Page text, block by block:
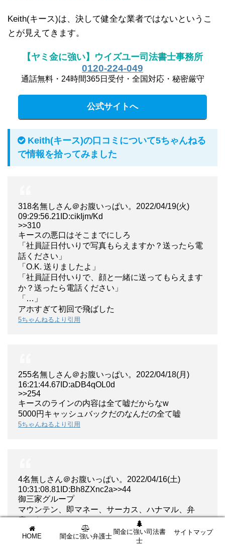
Keith(キース)は、決して健全な業者ではないというこ
とが見えてきます。
【ヤミ金に強い】ウイズユー司法書士事務所
0120-224-049
通話無料・24時間365日受付・全国対応・秘密厳守
公式サイトへ
Keith(キース)の口コミについて5ちゃんねる
で情報を拾ってみました
318名無しさん＠お腹いっぱい。2022/04/19(火)
09:29:56.21ID:cikIjm/Kd
>>310
キースの悪口はそこまでにしろ
「社員証日付いりで写真もらえますか？送ったら電
話ください」
「O.K. 送りましたよ」
「社員証日付いりで、顔と一緒に送ってもらえます
か？送ったら電話ください」
「…」
アホすぎて初回で飛ばした
5ちゃんねるより引用
255名無しさん＠お腹いっぱい。2022/04/18(月)
16:21:44.67ID:aDB4qOL0d
>>254
キースのラインの内容は全て嘘だからなw
5000円キャッシュバックだのなんだの全て嘘
5ちゃんねるより引用
4名無しさん＠お腹いっぱい。2022/04/16(土)
10:31:08.81ID:Bh8ZXnc2a>>44
御三家グループ
マウンテン、即マネー、サーカス、ハナマル、弁
慶、キース
もうヒアから態度悪くて腹立つことこの上なし
当然飛ばしたりしたら鬼電
HOME 闇金に強い弁護士
闇金に強い司法書
士
サイトマップ